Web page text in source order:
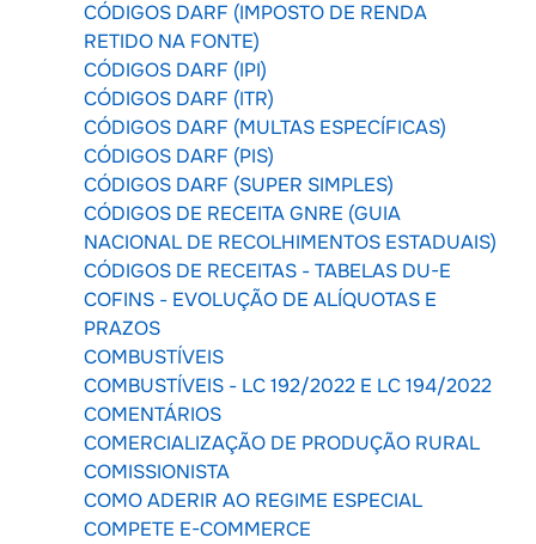
CÓDIGOS DARF (IMPOSTO DE RENDA
RETIDO NA FONTE)
CÓDIGOS DARF (IPI)
CÓDIGOS DARF (ITR)
CÓDIGOS DARF (MULTAS ESPECÍFICAS)
CÓDIGOS DARF (PIS)
CÓDIGOS DARF (SUPER SIMPLES)
CÓDIGOS DE RECEITA GNRE (GUIA
NACIONAL DE RECOLHIMENTOS ESTADUAIS)
CÓDIGOS DE RECEITAS - TABELAS DU-E
COFINS - EVOLUÇÃO DE ALÍQUOTAS E
PRAZOS
COMBUSTÍVEIS
COMBUSTÍVEIS - LC 192/2022 E LC 194/2022
COMENTÁRIOS
COMERCIALIZAÇÃO DE PRODUÇÃO RURAL
COMISSIONISTA
COMO ADERIR AO REGIME ESPECIAL
COMPETE E-COMMERCE